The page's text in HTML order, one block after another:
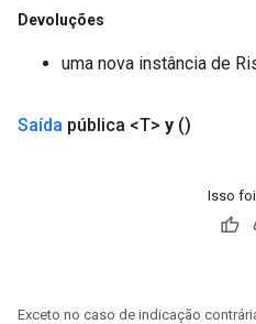
Devoluções
uma nova instância de
Saída pública <T> y ()
Isso
Exceto no caso de indicação